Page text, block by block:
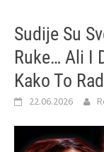
Sudije Su
Ruke… Ali I
Kako To
22.06.2026